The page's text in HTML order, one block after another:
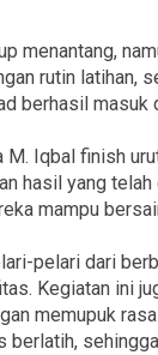
menantang,
rutin latihan,
berhasil masuk
Iqbal finish
hasil yang
mampu
pelari dari
Kegiatan ini
memupuk
berlatih,